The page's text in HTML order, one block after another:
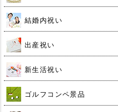
結婚内祝い
出産祝い
新生活祝い
ゴルフコンペ景品